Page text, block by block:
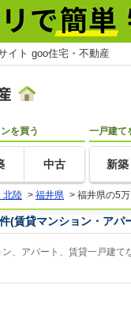
イト goo住宅・不動産
を買う
中古
一戸建て
新築
北陸 > 福井県 > 福井県の5
(賃貸マンション・アパ
、アパート、賃貸一戸建